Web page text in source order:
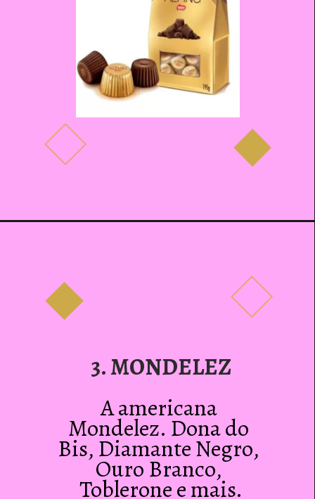
3. MONDELEZ
A americana
Mondelez. Dona do
Bis, Diamante Negro,
Ouro Branco,
Toblerone e mais.